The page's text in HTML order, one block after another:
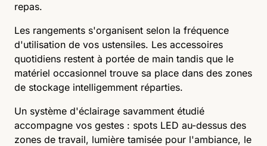
repas.
Les rangements s'organisent selon la fréquence
d'utilisation de vos ustensiles. Les accessoires
quotidiens restent à portée de main tandis que le
matériel occasionnel trouve sa place dans des zones
de stockage intelligemment réparties.
Un système d'éclairage savamment étudié
accompagne vos gestes : spots LED au-dessus des
zones de travail, lumière tamisée pour l'ambiance, le